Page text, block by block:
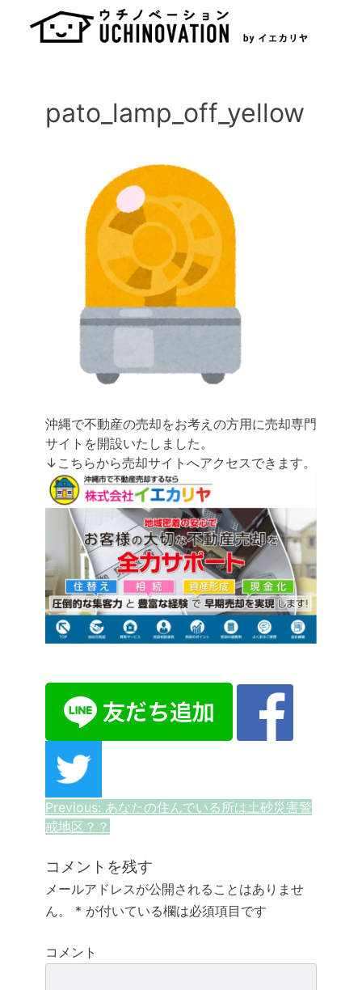
pato_lamp_off_yellow
沖縄で不動産の売却をお考えの方用に売却専門
サイトを開設いたしました。
↓こちらから売却サイトへアクセスできます。
投
稿
ナ
ビ
ー
Previous: あなたの住んでいる所は土砂災害警
戒地区？？
コメントを残す
メールアドレスが公開されることはありませ
ん。
* が付いている欄は必須項目です
コメント